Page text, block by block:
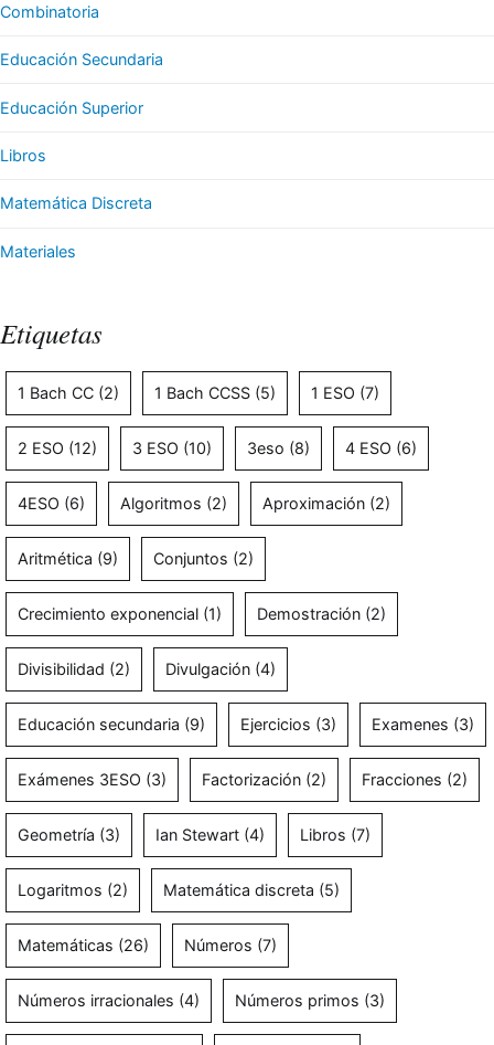
Combinatoria
Educación Secundaria
Educación Superior
Libros
Matemática Discreta
Materiales
Etiquetas
1 Bach CC (2) 1 Bach CCSS (5) 1 ESO (7)
2 ESO (12) 3 ESO (10) 3eso (8) 4 ESO (6)
4ESO (6) Algoritmos (2) Aproximación (2)
Aritmética (9) Conjuntos (2)
Crecimiento exponencial (1) Demostración (2)
Divisibilidad (2) Divulgación (4)
Educación secundaria (9) Ejercicios (3) Examenes (3)
Exámenes 3ESO (3) Factorización (2) Fracciones (2)
Geometría (3) Ian Stewart (4) Libros (7)
Logaritmos (2) Matemática discreta (5)
Matemáticas (26) Números (7)
Números irracionales (4) Números primos (3)